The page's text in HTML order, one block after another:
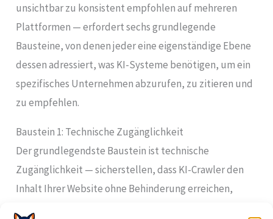
unsichtbar zu konsistent empfohlen auf mehreren
Plattformen — erfordert sechs grundlegende
Bausteine, von denen jeder eine eigenständige Ebene
dessen adressiert, was KI-Systeme benötigen, um ein
spezifisches Unternehmen abzurufen, zu zitieren und
zu empfehlen.
Baustein 1: Technische Zugänglichkeit
Der grundlegendste Baustein ist technische
Zugänglichkeit — sicherstellen, dass KI-Crawler den
Inhalt Ihrer Website ohne Behinderung erreichen,